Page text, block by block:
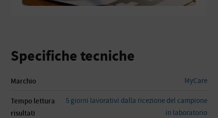
Specifiche tecniche
Marchio MyCare
Tempo lettura
risultati
5 giorni lavorativi dalla ricezione del campione
in laboratorio